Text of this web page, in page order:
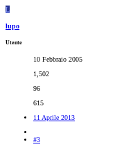
L
lupo
Utente
10 Febbraio 2005
1,502
96
615
11 Aprile 2013
#3